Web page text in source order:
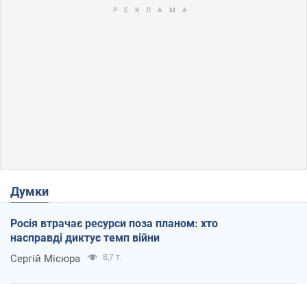
Думки
Росія втрачає ресурси поза планом: хто
насправді диктує темп війни
Сергій Місюра 8,7 т.